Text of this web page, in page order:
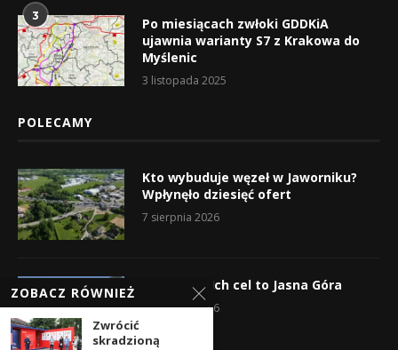
3
Po miesiącach zwłoki GDDKiA
ujawnia warianty S7 z Krakowa do
Myślenic
3 listopada 2025
POLECAMY
Kto wybuduje węzeł w Jaworniku?
Wpłynęło dziesięć ofert
7 sierpnia 2026
Wyruszyli! Ich cel to Jasna Góra
5 sierpnia 2026
ZOBACZ RÓWNIEŻ
Zwrócić
skradzioną